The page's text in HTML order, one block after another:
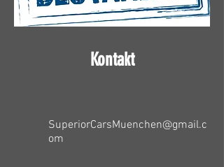
Kontakt
SuperiorCarsMuenchen@gmail.c
om